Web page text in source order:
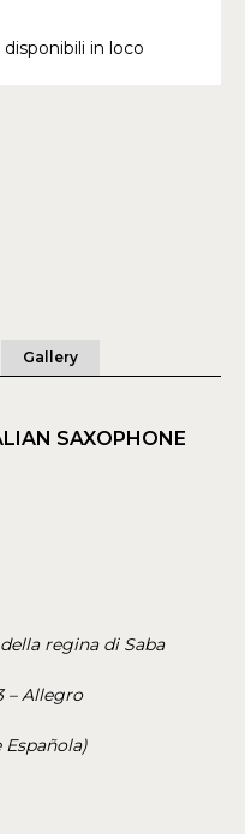
in loco
Gallery
SAXOPHONE
della regina di Saba
– Allegro
Española)